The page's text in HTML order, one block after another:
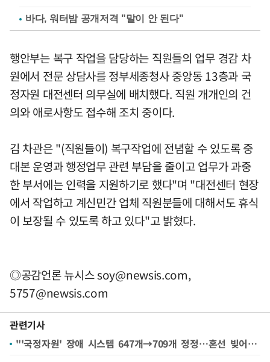
바다, 워터밤 공개저격 "말이 안 된다"
행안부는 복구 작업을 담당하는 직원들의 업무 경감 차
원에서 전문 상담사를 정부세종청사 중앙동 13층과 국
정자원 대전센터 의무실에 배치했다. 직원 개개인의 건
의와 애로사항도 접수해 조치 중이다.
김 차관은 "(직원들이) 복구작업에 전념할 수 있도록 중
대본 운영과 행정업무 관련 부담을 줄이고 업무가 과중
한 부서에는 인력을 지원하기로 했다"며 "대전센터 현장
에서 작업하고 계신민간 업체 직원분들에 대해서도 휴식
이 보장될 수 있도록 하고 있다"고 밝혔다.
◎공감언론 뉴시스soy@newsis.com,
5757@newsis.com
관련기사
"'국정자원' 장애 시스템 647개→709개 정정…혼선 빚어 죄송"[일문일답]